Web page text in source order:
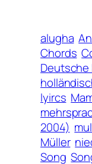
alugha
Chords
Deutsche
lyircs
2004)
Müller
Song